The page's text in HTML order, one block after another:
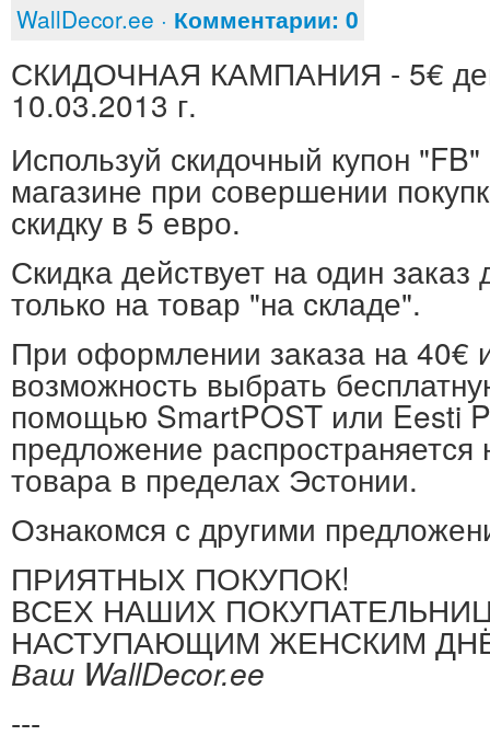
WallDecor.ee · Комментарии: 0
СКИДОЧНАЯ КАМПАНИЯ - 5€
10.03.2013 г.
Используй скидочный купон
магазине при совершении
скидку в 5 евро.
Скидка действует на один
только на товар "на складе".
При оформлении заказа на 40€
возможность выбрать
помощью SmartPOST или Eesti
предложение распространяется
товара в пределах Эстонии.
Ознакомся с другими
ПРИЯТНЫХ ПОКУПОК!
ВСЕХ НАШИХ
НАСТУПАЮЩИМ ЖЕНСКИМ
Ваш WallDecor.ee
---